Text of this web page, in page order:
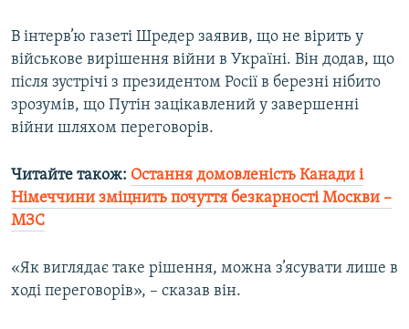
В інтерв’ю газеті Шредер заявив, що не вірить у
військове вирішення війни в Україні. Він додав, що
після зустрічі з президентом Росії в березні нібито
зрозумів, що Путін зацікавлений у завершенні
війни шляхом переговорів.
Читайте також: Остання домовленість Канади і
Німеччини зміцнить почуття безкарності Москви –
МЗС
«Як виглядає таке рішення, можна з’ясувати лише в
ході переговорів», – сказав він.